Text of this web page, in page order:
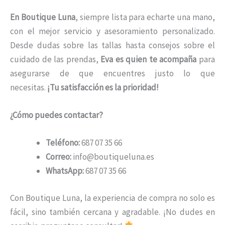
En Boutique Luna, siempre lista para echarte una mano,
con el mejor servicio y asesoramiento personalizado.
Desde dudas sobre las tallas hasta consejos sobre el
cuidado de las prendas, Eva es quien te acompaña para
asegurarse de que encuentres justo lo que
necesitas. ¡Tu satisfacción es la prioridad!
¿Cómo puedes contactar?
Teléfono:687 07 35 66
Correo:info@boutiqueluna.es
WhatsApp:687 07 35 66
Con Boutique Luna, la experiencia de compra no solo es
fácil, sino también cercana y agradable. ¡No dudes en